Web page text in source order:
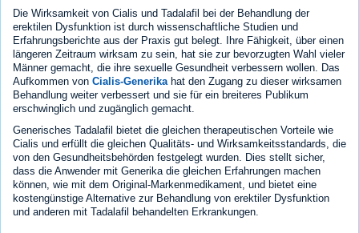
Die Wirksamkeit von Cialis und Tadalafil bei der Behandlung der
erektilen Dysfunktion ist durch wissenschaftliche Studien und
Erfahrungsberichte aus der Praxis gut belegt. Ihre Fähigkeit, über einen
längeren Zeitraum wirksam zu sein, hat sie zur bevorzugten Wahl vieler
Männer gemacht, die ihre sexuelle Gesundheit verbessern wollen. Das
Aufkommen von Cialis-Generika hat den Zugang zu dieser wirksamen
Behandlung weiter verbessert und sie für ein breiteres Publikum
erschwinglich und zugänglich gemacht.
Generisches Tadalafil bietet die gleichen therapeutischen Vorteile wie
Cialis und erfüllt die gleichen Qualitäts- und Wirksamkeitsstandards, die
von den Gesundheitsbehörden festgelegt wurden. Dies stellt sicher,
dass die Anwender mit Generika die gleichen Erfahrungen machen
können, wie mit dem Original-Markenmedikament, und bietet eine
kostengünstige Alternative zur Behandlung von erektiler Dysfunktion
und anderen mit Tadalafil behandelten Erkrankungen.